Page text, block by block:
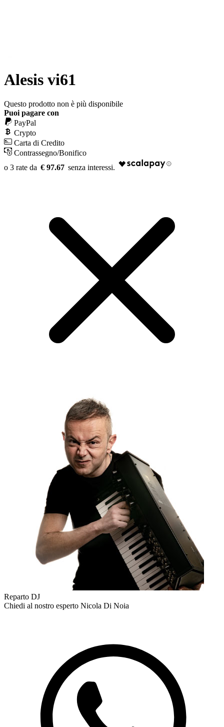
Alesis vi61
Questo prodotto non è più disponibile
Puoi pagare con
PayPal
Crypto
Carta di Credito
Contrassegno/Bonifico
€ 97.67
Reparto DJ
Chiedi al nostro esperto Nicola Di Noia